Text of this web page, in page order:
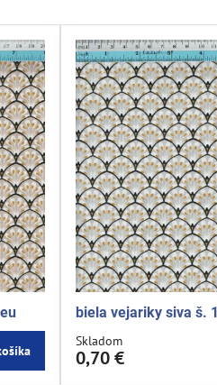
biela vejariky siva š.
Skladom
0,70 €